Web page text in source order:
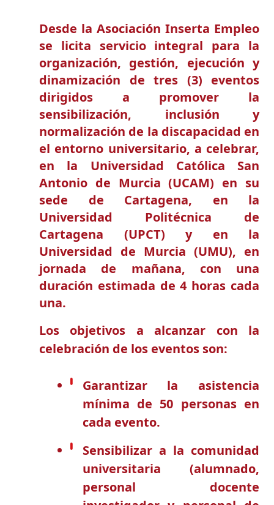
Desde la Asociación Inserta Empleo
se licita servicio integral para la
organización, gestión, ejecución y
dinamización de tres (3) eventos
dirigidos a promover la
sensibilización, inclusión y
normalización de la discapacidad en
el entorno universitario, a celebrar,
en la Universidad Católica San
Antonio de Murcia (UCAM) en su
sede de Cartagena, en la
Universidad Politécnica de
Cartagena (UPCT) y en la
Universidad de Murcia (UMU), en
jornada de mañana, con una
duración estimada de 4 horas cada
una.
Los objetivos a alcanzar con la
celebración de los eventos son:
Garantizar la asistencia
mínima de 50 personas en
cada evento.
Sensibilizar a la comunidad
universitaria (alumnado,
personal docente